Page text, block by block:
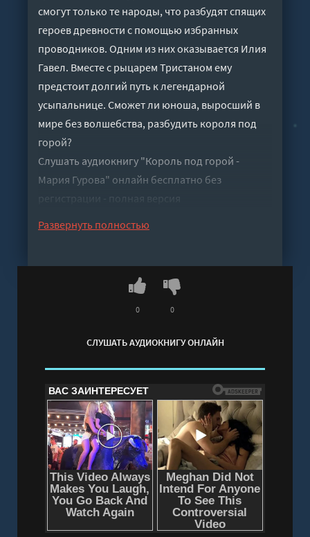
смогут только те народы, что разбудят спящих
героев древности с помощью избранных
проводников. Одним из них оказывается Илия
Гавел. Вместе с рыцарем Тристаном ему
предстоит долгий путь к легендарной
усыпальнице. Сможет ли юноша, выросший в
мире без волшебства, разбудить короля под
горой?
Слушать аудиокнигу "Король под горой -
Мария Гурова" онлайн бесплатно без
регистрации - полная версия
Развернуть полностью
СЛУШАТЬ АУДИОКНИГУ ОНЛАЙН
0 0